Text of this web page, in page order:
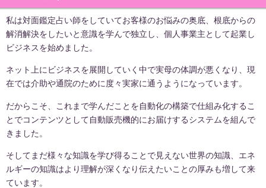
私は対面鑑定占い師をしていてお客様のお悩みの奥底、根底からの
解消解決をしたいと意識を学んで独立し、個人事業主として起業し
ビジネスを始めました。
ネット上にビジネスを展開していく中で実母の体調が悪くなり、現
在では介助や通院のために度々実家に通うようになっています。
だからこそ、これまで学んだことを自動化の構築で仕組み化するこ
とでコンテンツとして自動販売機的にお届けするシステムを組んで
きました。
そしてまだ様々な知識を学び得ることで見えない世界の知識、エネ
ルギーの知識はより理解が深くなり伝えたいことの厚みも増して来
ています。